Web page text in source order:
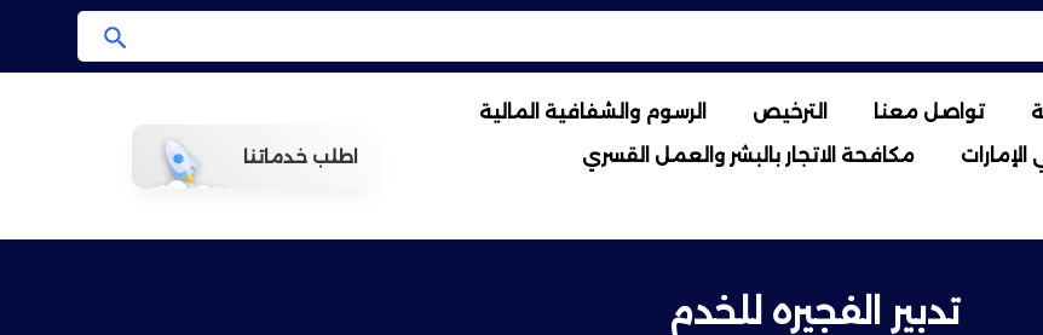
ب
تواصل معنا الترخيص الرسوم والشفافية المالية
مكافحة الاتجار بالبشر والعمل القسري اطلب خدماتنا
تدبير الفجيره للخدم